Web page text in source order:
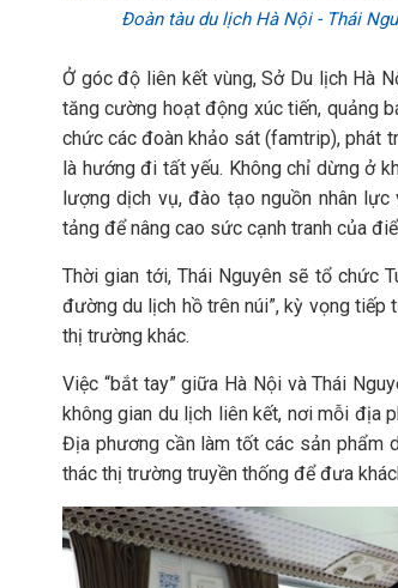
Đoàn tàu du lịch Hà Nội - Thái
Ở góc độ liên kết vùng, Sở Du lịch Hà
tăng cường hoạt động xúc tiến, quảng
chức các đoàn khảo sát (famtrip), phát
là hướng đi tất yếu. Không chỉ dừng ở
lượng dịch vụ, đào tạo nguồn nhân
tảng để nâng cao sức cạnh tranh của
Thời gian tới, Thái Nguyên sẽ tổ chức
đường du lịch hồ trên núi”, kỳ vọng tiếp
thị trường khác.
Việc “bắt tay” giữa Hà Nội và Thái
không gian du lịch liên kết, nơi mỗi địa
Địa phương cần làm tốt các sản phẩm
thác thị trường truyền thống để đưa